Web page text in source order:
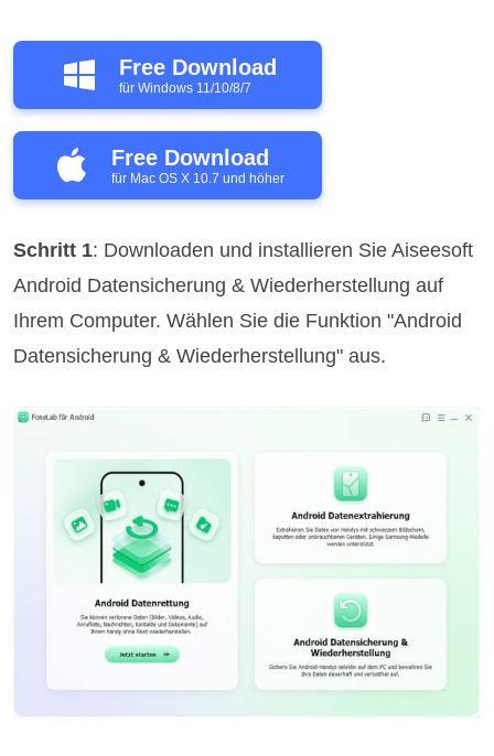
Free Download
für Windows 11/10/8/7
Free Download
für Mac OS X 10.7 und höher
Schritt 1: Downloaden und installieren Sie Aiseesoft
Android Datensicherung & Wiederherstellung auf
Ihrem Computer. Wählen Sie die Funktion "Android
Datensicherung & Wiederherstellung" aus.